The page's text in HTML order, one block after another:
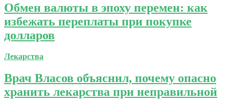
Обмен валюты в эпоху перемен: как
избежать переплаты при покупке
долларов
Лекарства
Врач Власов объяснил, почему опасно
хранить лекарства при неправильной